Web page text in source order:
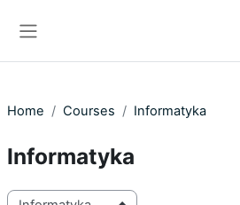
Home Courses Informatyka
Informatyka